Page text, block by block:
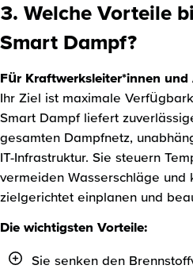
3. Welche Vorteile
Smart Dampf?
Für Kraftwerksleiter*innen und
Ihr Ziel ist maximale
Smart Dampf liefert
gesamten Dampfnetz,
IT-Infrastruktur. Sie steuern
vermeiden Wasserschläge und
zielgerichtet einplanen und
Die wichtigsten Vorteile:
Sie senken den